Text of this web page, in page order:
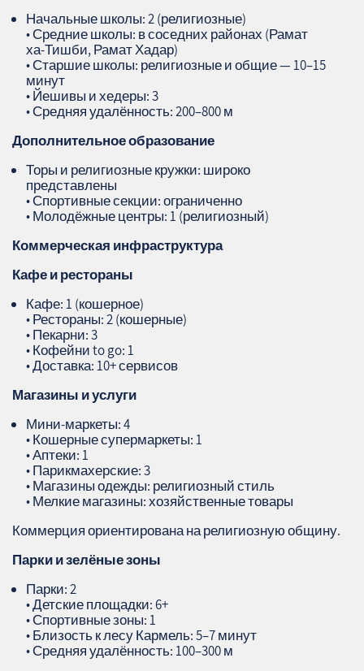
Начальные школы: 2 (религиозные)
• Средние школы: в соседних районах (Рамат
ха‑Тишби, Рамат Хадар)
• Старшие школы: религиозные и общие — 10–15
минут
• Йешивы и хедеры: 3
• Средняя удалённость: 200–800 м
Дополнительное образование
Торы и религиозные кружки: широко
представлены
• Спортивные секции: ограниченно
• Молодёжные центры: 1 (религиозный)
Коммерческая инфраструктура
Кафе и рестораны
Кафе: 1 (кошерное)
• Рестораны: 2 (кошерные)
• Пекарни: 3
• Кофейни to go: 1
• Доставка: 10+ сервисов
Магазины и услуги
Мини‑маркеты: 4
• Кошерные супермаркеты: 1
• Аптеки: 1
• Парикмахерские: 3
• Магазины одежды: религиозный стиль
• Мелкие магазины: хозяйственные товары
Коммерция ориентирована на религиозную общину.
Парки и зелёные зоны
Парки: 2
• Детские площадки: 6+
• Спортивные зоны: 1
• Близость к лесу Кармель: 5–7 минут
• Средняя удалённость: 100–300 м